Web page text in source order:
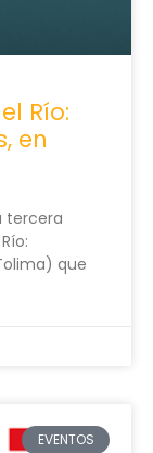
Río:
en
tercera
que
EVENTOS